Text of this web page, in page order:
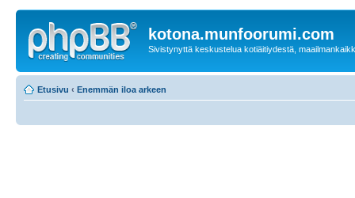
kotona.munfoorumi.com
Sivistynyttä keskustelua kotiäitiydestä,
Etusivu ‹ Enemmän iloa arkeen